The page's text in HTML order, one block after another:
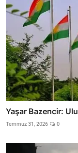
Yaşar Bazencir:
Temmuz 31, 2026 0